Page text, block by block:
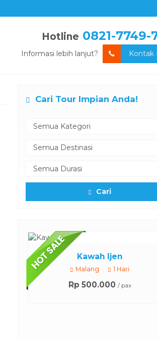
Hotline 0821-7749-
Informasi lebih lanjut? Kontak
Cari Tour Impian Anda!
Cari